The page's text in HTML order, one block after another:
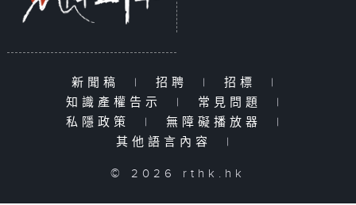
新聞稿 | 招聘 | 招標
|
知識產權告示
| 常見問題
|
私隱政策
| 無障礙播放器
|
其他語言內容
|
© 2026 rthk.hk